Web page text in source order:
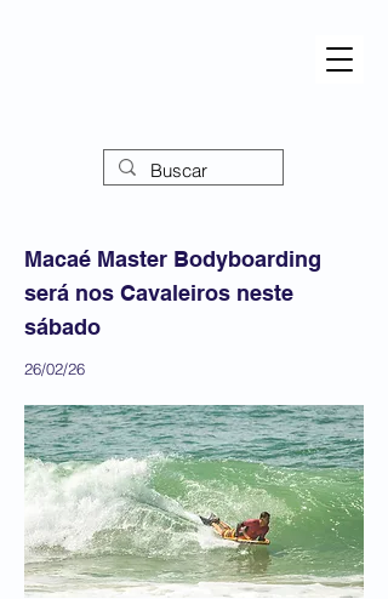
Macaé Master Bodyboarding
será nos Cavaleiros neste
sábado
26/02/26